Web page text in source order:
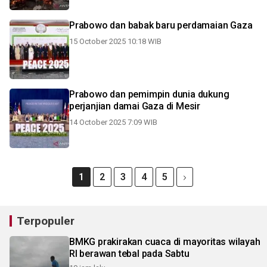
Prabowo dan babak baru perdamaian Gaza
15 October 2025 10:18 WIB
Prabowo dan pemimpin dunia dukung
perjanjian damai Gaza di Mesir
14 October 2025 7:09 WIB
1 2 3 4 5
Terpopuler
BMKG prakirakan cuaca di mayoritas wilayah
RI berawan tebal pada Sabtu